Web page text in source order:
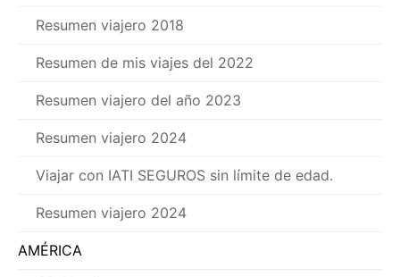
Resumen viajero 2018
Resumen de mis viajes del 2022
Resumen viajero del año 2023
Resumen viajero 2024
Viajar con IATI SEGUROS sin límite de edad.
Resumen viajero 2024
AMÉRICA